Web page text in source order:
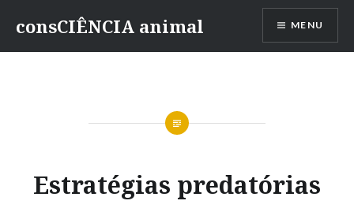
consCIÊNCIA animal MENU
Estratégias predatórias